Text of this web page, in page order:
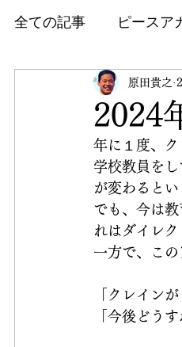
全ての記事 ピースア
受験英語 英検
CRANE Peace
2024
原田貴之
年に１度、ク
学校教員を
が変わるとい
でも、今は
れはダイレク
一方で、この
「クレイン
「今後どう